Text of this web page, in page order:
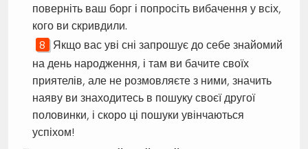
поверніть ваш борг і попросіть вибачення у всіх,
кого ви скривдили.
Якщо вас уві сні запрошує до себе знайомий
на день народження, і там ви бачите своїх
приятелів, але не розмовляєте з ними, значить
наяву ви знаходитесь в пошуку своєї другої
половинки, і скоро ці пошуки увінчаються
успіхом!